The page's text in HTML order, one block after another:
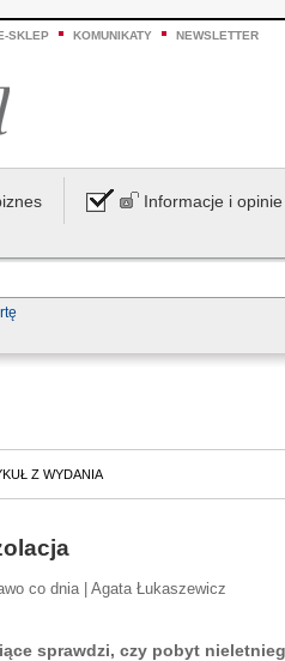
SKLEP KOMUNIKATY NEWSLETTER
Informacje i opinie
Z WYDANIA
co dnia | Agata Łukaszewicz
sprawdzi, czy pobyt